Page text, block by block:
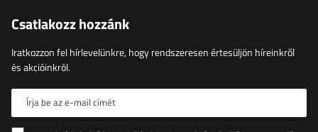
Csatlakozz hozzánk
Iratkozzon fel hírlevelünkre, hogy rendszeresen értesüljön híreinkről
és akcióinkról.
Írja be az e-mail címét